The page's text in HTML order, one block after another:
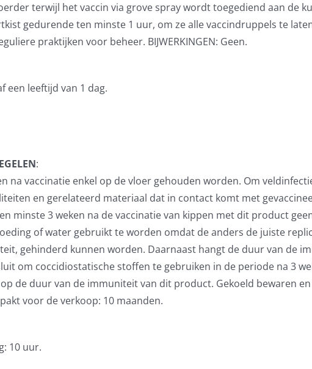
terwijl het vaccin via grove spray wordt toegediend aan de
gedurende ten minste 1 uur, om ze alle vaccindruppels te
praktijken voor beheer. BIJWERKINGEN: Geen.
een leeftijd van 1 dag.
:
na vaccinatie enkel op de vloer gehouden worden. Om
en gerelateerd materiaal dat in contact komt met
minste 3 weken na de vaccinatie van kippen met dit product
of water gebruikt te worden omdat de anders de juiste
gehinderd kunnen worden. Daarnaast hangt de duur van de
om coccidiostatische stoffen te gebruiken in de periode na 3
de duur van de immuniteit van dit product. Gekoeld bewaren en
voor de verkoop: 10 maanden.
10 uur.